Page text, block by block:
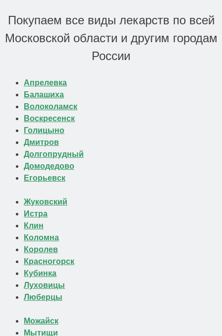
Покупаем все виды лекарств по всей
Московской области и другим городам
России
Апрелевка
Балашиха
Волоколамск
Воскресенск
Голицыно
Дмитров
Долгопрудный
Домодедово
Егорьевск
Жуковский
Истра
Клин
Коломна
Королев
Красногорск
Кубинка
Луховицы
Люберцы
Можайск
Мытищи